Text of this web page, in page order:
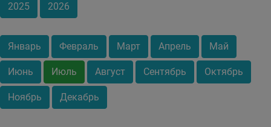
2025 2026
Январь Февраль Март Апрель Май
Июнь Июль Август Сентябрь Октябрь
Ноябрь Декабрь